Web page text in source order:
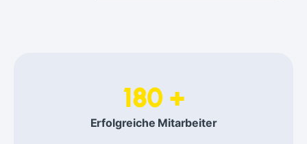
180 +
Erfolgreiche Mitarbeiter